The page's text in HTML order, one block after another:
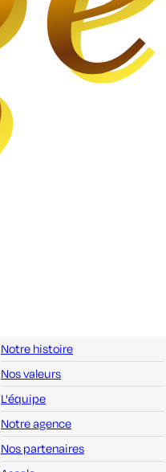
Notre histoire
Nos valeurs
L'équipe
Notre agence
Nos partenaires